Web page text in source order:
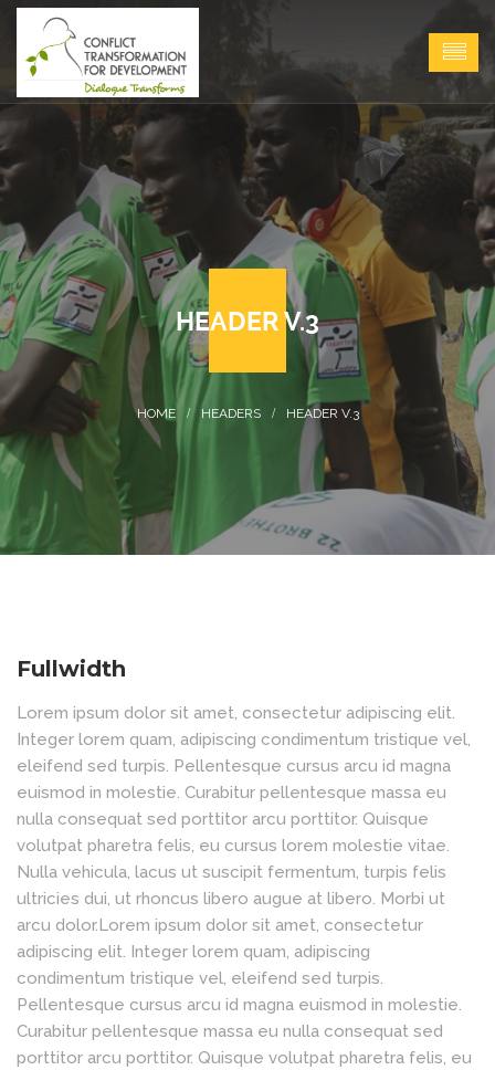
HEADER V.3
HEADERS HEADER V.3
Fullwidth
Lorem ipsum dolor sit amet, consectetur adipiscing elit.
Integer lorem quam, adipiscing condimentum tristique vel,
eleifend sed turpis. Pellentesque cursus arcu id magna
euismod in molestie. Curabitur pellentesque massa eu
nulla consequat sed porttitor arcu porttitor. Quisque
volutpat pharetra felis, eu cursus lorem molestie vitae.
Nulla vehicula, lacus ut suscipit fermentum, turpis felis
ultricies dui, ut rhoncus libero augue at libero. Morbi ut
arcu dolor.Lorem ipsum dolor sit amet, consectetur
adipiscing elit. Integer lorem quam, adipiscing
condimentum tristique vel, eleifend sed turpis.
Pellentesque cursus arcu id magna euismod in molestie.
Curabitur pellentesque massa eu nulla consequat sed
porttitor arcu porttitor. Quisque volutpat pharetra felis, eu